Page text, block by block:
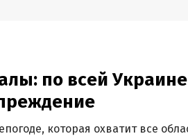
по всей
которая охватит все